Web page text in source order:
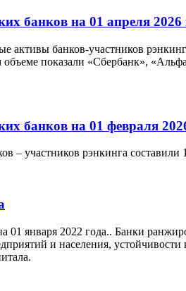
банков на 01 апреля 2026
активы банков-участников
показали «Сбербанк»,
банков на 01 февраля
– участников рэнкинга
января 2022 года.. Банки
и населения,